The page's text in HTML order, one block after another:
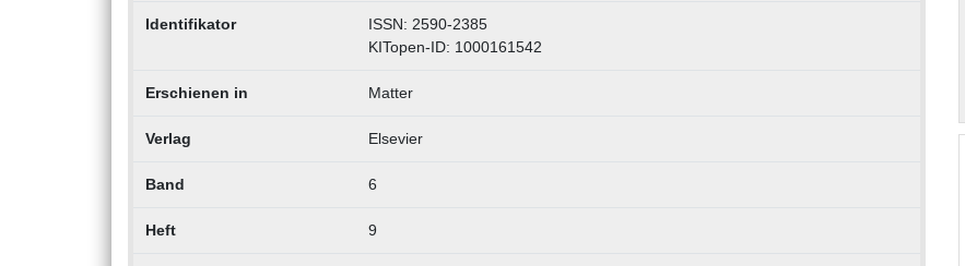
Identifikator
ISSN: 2590-2385
KITopen-ID: 1000161542
Erschienen in Matter
Verlag Elsevier
Band 6
Heft 9